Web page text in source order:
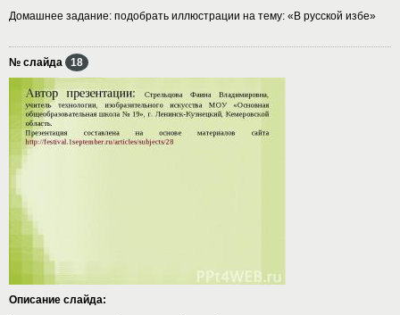
Домашнее задание: подобрать иллюстрации на тему: «В русской избе»
№ слайда 18
Описание слайда: